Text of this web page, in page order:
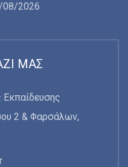
08/2026
ΜΑΣ
2 & Φαρσάλων,